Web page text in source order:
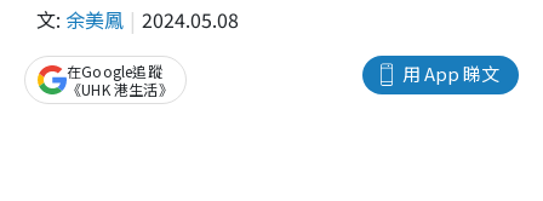
文: 余美鳳 2024.05.08
用 App 睇文
在Google追蹤
《UHK 港生活》